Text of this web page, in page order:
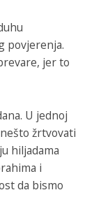
povjerenja.
jer to
U jednoj
žrtvovati
hiljadama
i
da bismo